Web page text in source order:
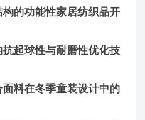
的功能性家居纺织品开
起球性与耐磨性优化技
料在冬季童装设计中的